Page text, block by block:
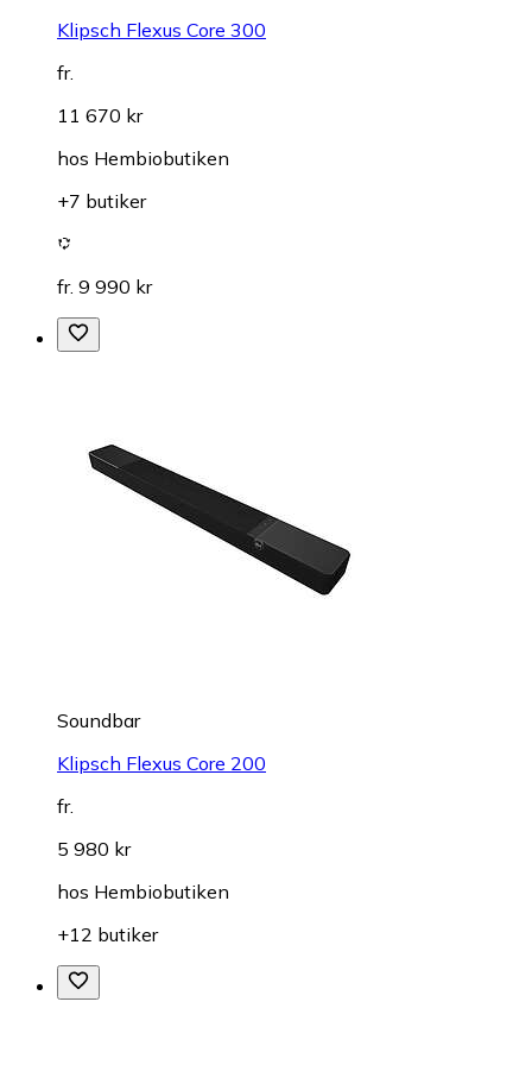
Klipsch Flexus Core 300
fr.
11 670 kr
hos Hembiobutiken
+7 butiker
fr. 9 990 kr
Soundbar
Klipsch Flexus Core 200
fr.
5 980 kr
hos Hembiobutiken
+12 butiker